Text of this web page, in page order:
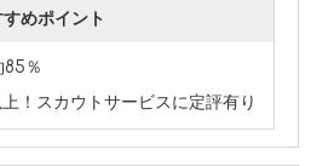
すめポイント
85％
！スカウトサービスに定評有り